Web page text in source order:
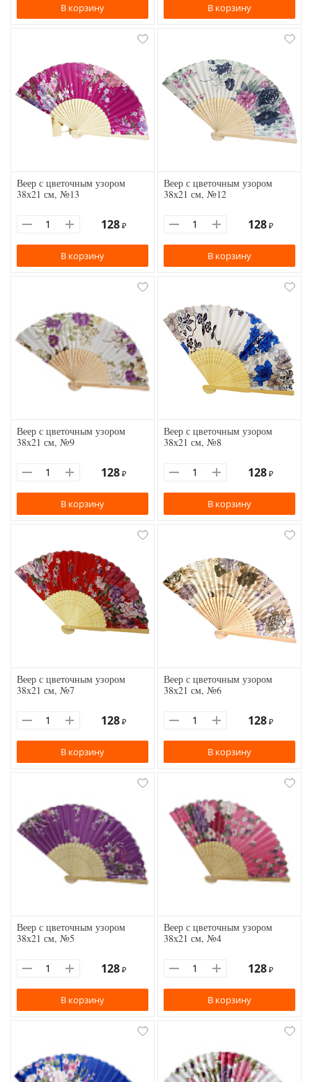
В корзину В корзину
Веер с цветочным узором
38х21 см, №13
128 ₽
В корзину
Веер с цветочным узором
38х21 см, №12
128 ₽
В корзину
Веер с цветочным узором
38х21 см, №9
128 ₽
В корзину
Веер с цветочным узором
38х21 см, №8
128 ₽
В корзину
Веер с цветочным узором
38х21 см, №7
128 ₽
В корзину
Веер с цветочным узором
38х21 см, №6
128 ₽
В корзину
Веер с цветочным узором
38х21 см, №5
128 ₽
В корзину
Веер с цветочным узором
38х21 см, №4
128 ₽
В корзину